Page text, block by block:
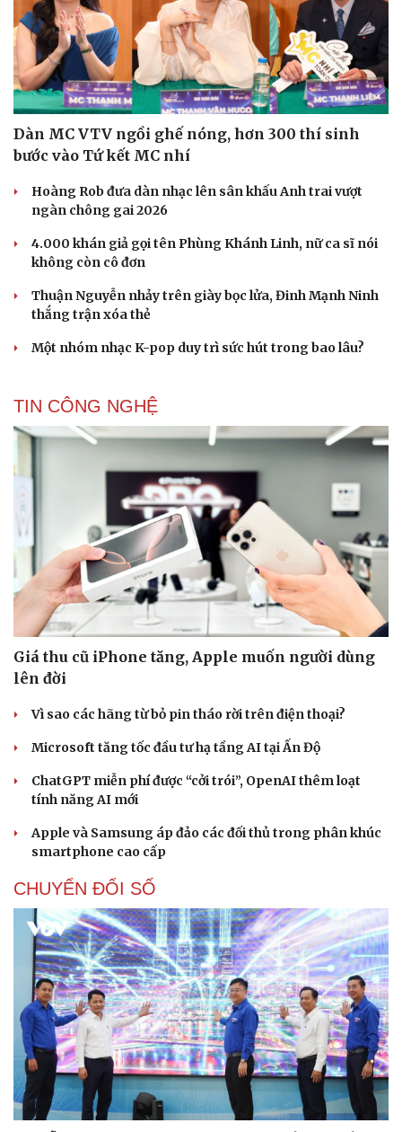
Dàn MC VTV ngồi ghế nóng, hơn 300 thí sinh
bước vào Tứ kết MC nhí
Hoàng Rob đưa dàn nhạc lên sân khấu Anh trai vượt
ngàn chông gai 2026
4.000 khán giả gọi tên Phùng Khánh Linh, nữ ca sĩ nói
không còn cô đơn
Thuận Nguyễn nhảy trên giày bọc lửa, Đinh Mạnh Ninh
thắng trận xóa thẻ
Một nhóm nhạc K-pop duy trì sức hút trong bao lâu?
TIN CÔNG NGHỆ
Giá thu cũ iPhone tăng, Apple muốn người dùng
lên đời
Vì sao các hãng từ bỏ pin tháo rời trên điện thoại?
Microsoft tăng tốc đầu tư hạ tầng AI tại Ấn Độ
ChatGPT miễn phí được “cởi trói”, OpenAI thêm loạt
tính năng AI mới
Apple và Samsung áp đảo các đối thủ trong phân khúc
smartphone cao cấp
CHUYỂN ĐỔI SỐ